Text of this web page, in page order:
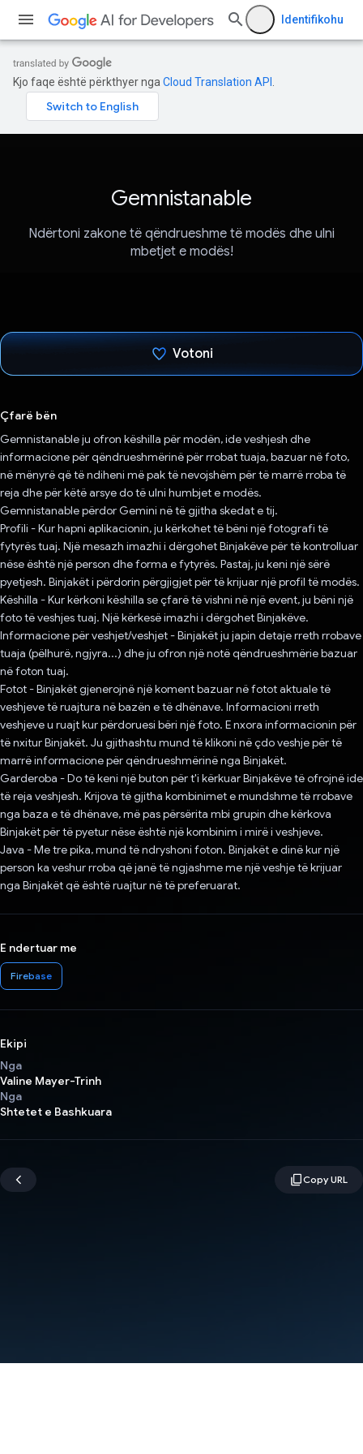
Identifikohu
Kjo faqe është përkthyer nga Cloud Translation API
Gemnistanable
Ndërtoni zakone të qëndrueshme të modës dhe ulni
mbetjet e modës!
Votoni
Çfarë bën
Gemnistanable ju ofron këshilla për modën, ide veshjesh dhe
informacione për qëndrueshmërinë për rrobat tuaja, bazuar në foto,
në mënyrë që të ndiheni më pak të nevojshëm për të marrë rroba të
reja dhe për këtë arsye do të ulni humbjet e modës.
Gemnistanable përdor Gemini në të gjitha skedat e tij.
Profili - Kur hapni aplikacionin, ju kërkohet të bëni një fotografi të
fytyrës tuaj. Një mesazh imazhi i dërgohet Binjakëve për të kontrolluar
nëse është një person dhe forma e fytyrës. Pastaj, ju keni një sërë
pyetjesh. Binjakët i përdorin përgjigjet për të krijuar një profil të modës.
Këshilla - Kur kërkoni këshilla se çfarë të vishni në një event, ju bëni një
foto të veshjes tuaj. Një kërkesë imazhi i dërgohet Binjakëve.
Informacione për veshjet/veshjet - Binjakët ju japin detaje rreth rrobave
tuaja (pëlhurë, ngjyra...) dhe ju ofron një notë qëndrueshmërie bazuar
në foton tuaj.
Fotot - Binjakët gjenerojnë një koment bazuar në fotot aktuale të
veshjeve të ruajtura në bazën e të dhënave. Informacioni rreth
veshjeve u ruajt kur përdoruesi bëri një foto. E nxora informacionin për
të nxitur Binjakët. Ju gjithashtu mund të klikoni në çdo veshje për të
marrë informacione për qëndrueshmërinë nga Binjakët.
Garderoba - Do të keni një buton për t'i kërkuar Binjakëve të ofrojnë ide
të reja veshjesh. Krijova të gjitha kombinimet e mundshme të rrobave
nga baza e të dhënave, më pas përsërita mbi grupin dhe kërkova
Binjakët për të pyetur nëse është një kombinim i mirë i veshjeve.
Java - Me tre pika, mund të ndryshoni foton. Binjakët e dinë kur një
person ka veshur rroba që janë të ngjashme me një veshje të krijuar
nga Binjakët që është ruajtur në të preferuarat.
E ndertuar me
Firebase
Ekipi
Nga
Valine Mayer-Trinh
Nga
Shtetet e Bashkuara